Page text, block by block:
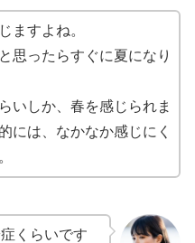
ますよね。
思ったらすぐに夏になり
いしか、春を感じられま
には、なかなか感じにく
くらいです